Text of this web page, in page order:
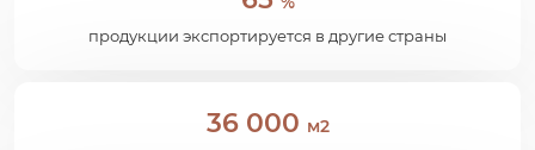
продукции экспортируется в другие страны
36 000 м2